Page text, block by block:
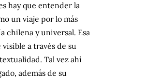
hay que entender la
un viaje por lo más
chilena y universal. Esa
a través de su
Tal vez ahí
además de su